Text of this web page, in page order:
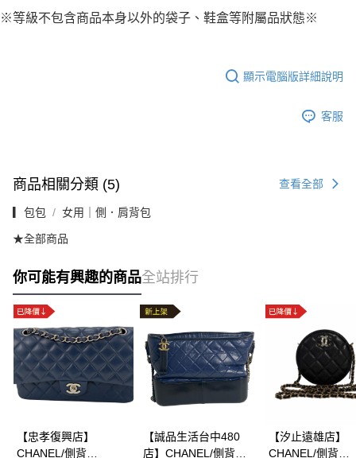
※等級不包含商品本身以外的袋子、鞋盒等附屬品狀態※
顯示電腦版詳細說明
客服
商品相關分類 (5) 查看全部
▎包包 女用｜側．肩背包
★全部商品
你可能有興趣的商品全站排行
【忠孝復興店】
CHANEL/側背
【誠品生活台中480
店】CHANEL/側背
【汐止遠雄店】
CHANEL/側背